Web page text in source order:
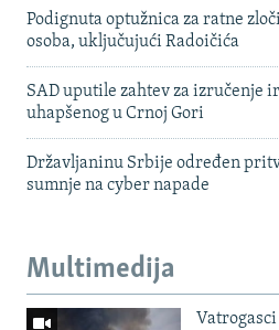
Podignuta optužnica za ratne
osoba, uključujući Radoičića
SAD uputile zahtev za izručenje
uhapšenog u Crnoj Gori
Državljaninu Srbije određen
sumnje na cyber napade
Multimedija